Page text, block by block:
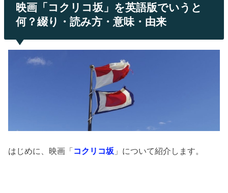
映画「コクリコ坂」を英語版でいうと
何？綴り・読み方・意味・由来
はじめに、映画「コクリコ坂 」について紹介します。